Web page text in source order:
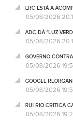
ERC ESTÁ A
05/08/2026
ADC DÁ "LUZ
05/08/2026
GOVERNO
05/08/2026
GOOGLE
05/08/2026
RUI RIO CRITICA
05/08/2026